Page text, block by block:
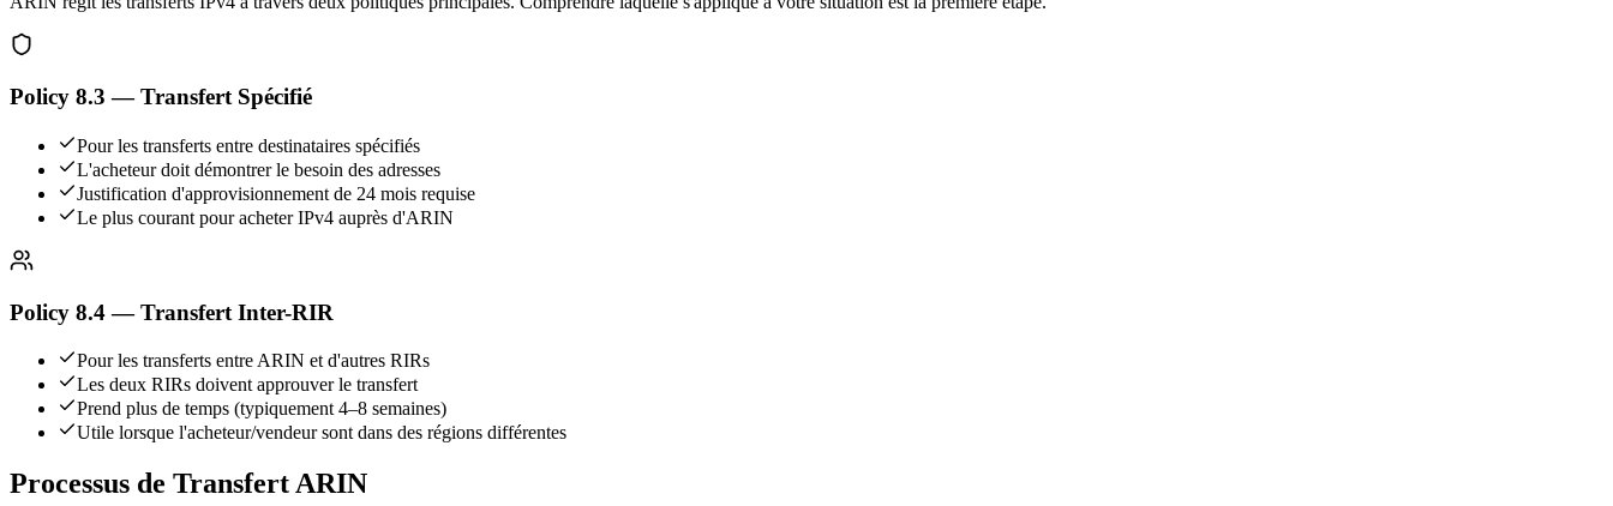
Policy 8.3 — Transfert Spécifié
Pour les transferts entre destinataires spécifiés
L'acheteur doit démontrer le besoin des adresses
Justification d'approvisionnement de 24 mois requise
Le plus courant pour acheter IPv4 auprès d'ARIN
Policy 8.4 — Transfert Inter-RIR
Pour les transferts entre ARIN et d'autres RIRs
Les deux RIRs doivent approuver le transfert
Prend plus de temps (typiquement 4–8 semaines)
Utile lorsque l'acheteur/vendeur sont dans des régions différentes
Processus de Transfert ARIN